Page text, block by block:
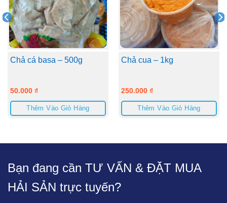
Chả cá basa – 500g
50.000 ₫
Thêm Vào Giỏ Hàng
Chả cua – 1kg
250.000 ₫
Thêm Vào Giỏ Hàng
Bạn đang cần TƯ VẤN & ĐẶT MUA
HẢI SẢN trực tuyến?